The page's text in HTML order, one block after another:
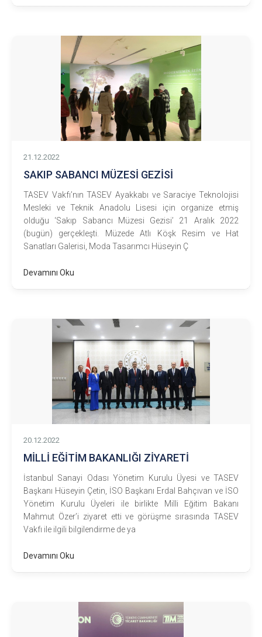
21.12.2022
SAKIP SABANCI MÜZESİ GEZİSİ
TASEV Vakfı’nın TASEV Ayakkabı ve Saraciye Teknolojisi
Mesleki ve Teknik Anadolu Lisesi için organize etmiş
olduğu ‘Sakıp Sabancı Müzesi Gezisi’ 21 Aralık 2022
(bugün) gerçekleşti. Müzede Atlı Köşk Resim ve Hat
Sanatları Galerisi, Moda Tasarımcı Hüseyin Ç
Devamını Oku
20.12.2022
MİLLİ EĞİTİM BAKANLIĞI ZİYARETİ
İstanbul Sanayi Odası Yönetim Kurulu Üyesi ve TASEV
Başkanı Hüseyin Çetin, İSO Başkanı Erdal Bahçıvan ve İSO
Yönetim Kurulu Üyeleri ile birlikte Milli Eğitim Bakanı
Mahmut Özer’i ziyaret etti ve görüşme sırasında TASEV
Vakfı ile ilgili bilgilendirme de ya
Devamını Oku